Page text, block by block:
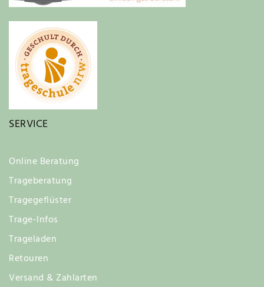
SERVICE
Online Beratung
Trageberatung
Tragegeflüster
Trage-Infos
Trageladen
Retouren
Versand & Zahlarten